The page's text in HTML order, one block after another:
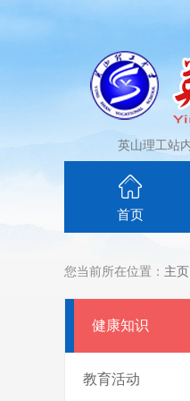
首页
您当前所在位置： 主页
健康知识
教育活动